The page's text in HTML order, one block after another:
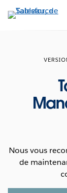
Aller
au
Nous vous
de